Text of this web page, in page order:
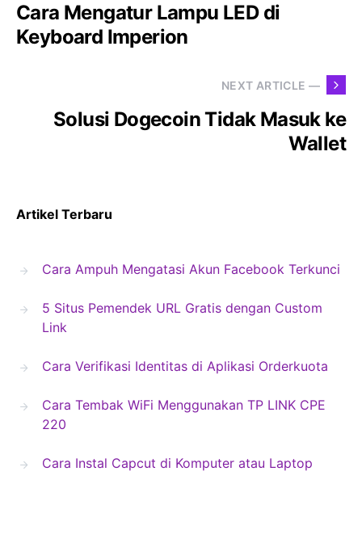
Cara Mengatur Lampu LED di
Keyboard Imperion
NEXT ARTICLE —
Solusi Dogecoin Tidak Masuk ke
Wallet
Artikel Terbaru
Cara Ampuh Mengatasi Akun Facebook Terkunci
5 Situs Pemendek URL Gratis dengan Custom
Link
Cara Verifikasi Identitas di Aplikasi Orderkuota
Cara Tembak WiFi Menggunakan TP LINK CPE
220
Cara Instal Capcut di Komputer atau Laptop